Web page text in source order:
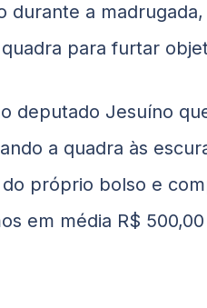
durante a
para furtar
deputado Jesuíno
a quadra às
próprio bolso e
em média R$